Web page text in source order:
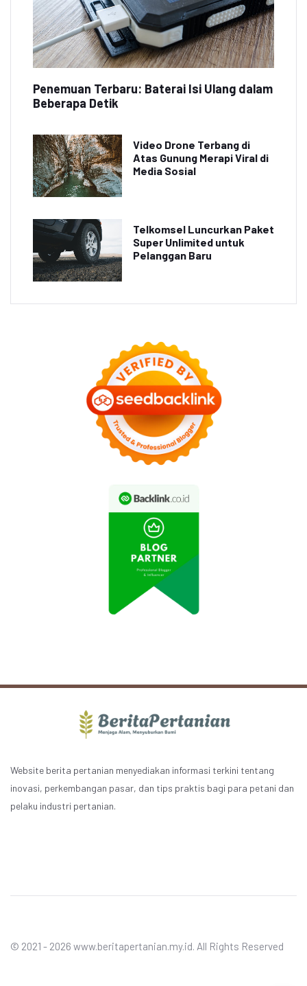
Penemuan Terbaru: Baterai Isi Ulang dalam
Beberapa Detik
Video Drone Terbang di
Atas Gunung Merapi Viral di
Media Sosial
Telkomsel Luncurkan Paket
Super Unlimited untuk
Pelanggan Baru
Website berita pertanian menyediakan informasi terkini tentang
inovasi, perkembangan pasar, dan tips praktis bagi para petani dan
pelaku industri pertanian.
© 2021 - 2026 www.beritapertanian.my.id. All Rights Reserved